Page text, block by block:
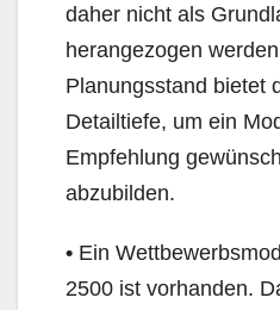
daher nicht als
herangezogen
Planungsstand bietet
Detailtiefe, um ein
Empfehlung
abzubilden.
• Ein
2500 ist vorhanden.